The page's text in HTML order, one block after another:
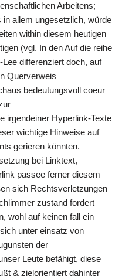
Arbeitens;
allem ungesetzlich, würde
within diesem heutigen
(vgl. In den Auf die reihe
differenziert doch, auf
Querverweis
bedeutungsvoll coeur
irgendeiner Hyperlink-Texte
wichtige Hinweise auf
gerieren könnten.
bei Linktext,
passee ferner diesem
sich Rechtsverletzungen
zustand fordert
wohl auf keinen fall ein
unter einsatz von
der
Leute befähigt, diese
& zielorientiert dahinter